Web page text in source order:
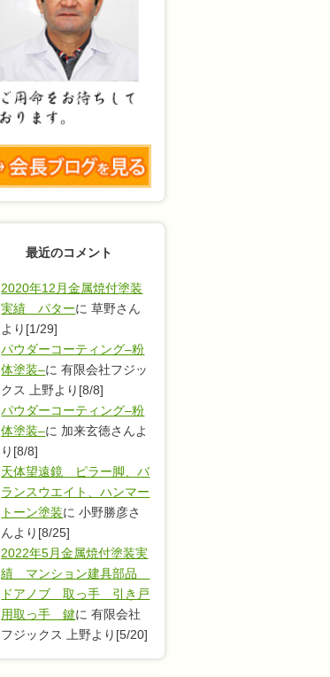
最近のコメント
2020年12月金属焼付塗装
実績 パターに 草野さん
より[1/29]
パウダーコーティング–粉
体塗装–に 有限会社フジッ
クス 上野より[8/8]
パウダーコーティング–粉
体塗装–に 加来玄徳さんよ
り[8/8]
天体望遠鏡 ピラー脚、バ
ランスウエイト、ハンマー
トーン塗装に 小野勝彦さ
んより[8/25]
2022年5月金属焼付塗装実
績 マンション建具部品
ドアノブ 取っ手 引き戸
用取っ手 鍵に 有限会社
フジックス 上野より[5/20]